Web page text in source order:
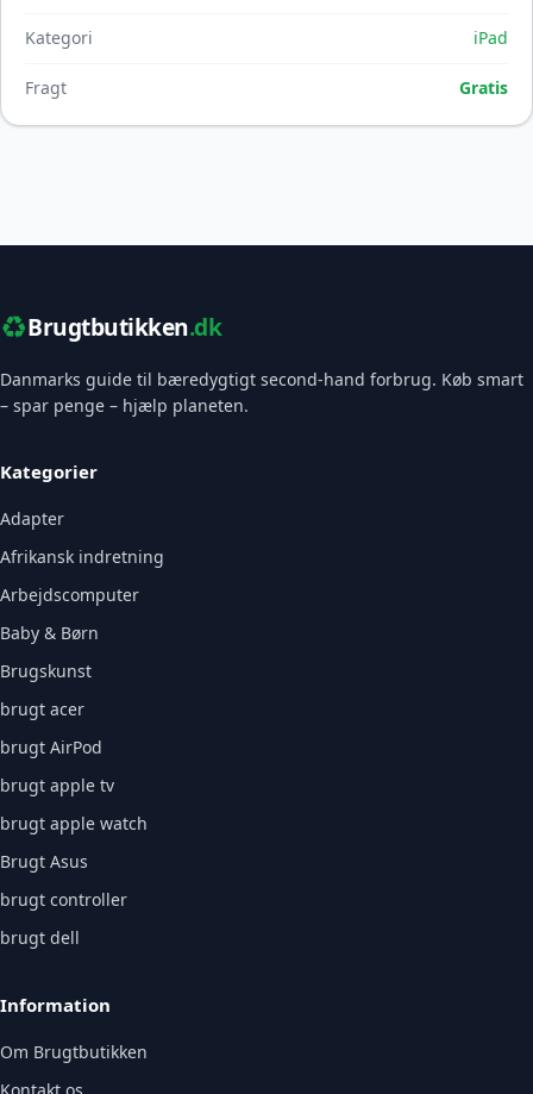
Kategori iPad
Fragt Gratis
♻️Brugtbutikken.dk
Danmarks guide til bæredygtigt second-hand forbrug. Køb smart
– spar penge – hjælp planeten.
Kategorier
Adapter
Afrikansk indretning
Arbejdscomputer
Baby & Børn
Brugskunst
brugt acer
brugt AirPod
brugt apple tv
brugt apple watch
Brugt Asus
brugt controller
brugt dell
Information
Om Brugtbutikken
Kontakt os